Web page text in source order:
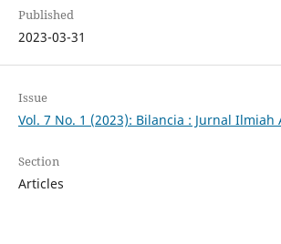
Published
2023-03-31
Issue
Vol. 7 No. 1 (2023): Bilancia : Jurnal Ilmiah
Section
Articles